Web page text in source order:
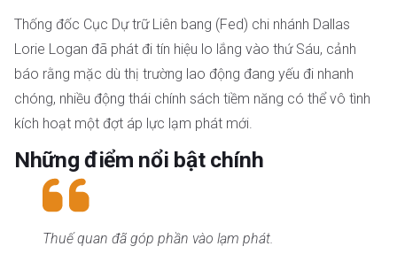
Thống đốc Cục Dự trữ Liên bang (Fed) chi nhánh Dallas
Lorie Logan đã phát đi tín hiệu lo lắng vào thứ Sáu, cảnh
báo rằng mặc dù thị trường lao động đang yếu đi nhanh
chóng, nhiều động thái chính sách tiềm năng có thể vô tình
kích hoạt một đợt áp lực lạm phát mới.
Những điểm nổi bật chính
Thuế quan đã góp phần vào lạm phát.